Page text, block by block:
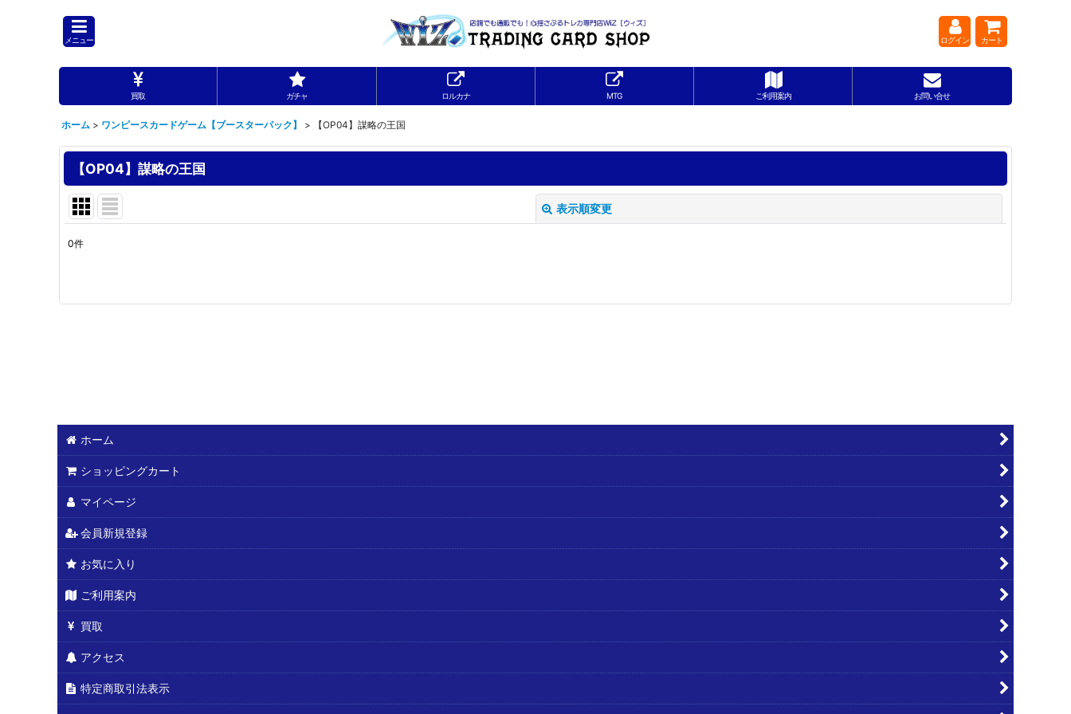
メニュー ログイン カート
買取 ガチャ ロルカナ MTG ご利用案内 お問い合せ
ホーム > ワンピースカードゲーム【ブースターパック】 > 【OP04】謀略の王国
【OP04】謀略の王国
表示順変更
0件
ホーム
ショッピングカート
マイページ
会員新規登録
お気に入り
ご利用案内
買取
アクセス
特定商取引法表示